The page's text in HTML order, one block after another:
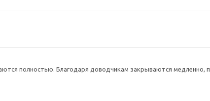
полностью. Благодаря доводчикам закрываются медленно,